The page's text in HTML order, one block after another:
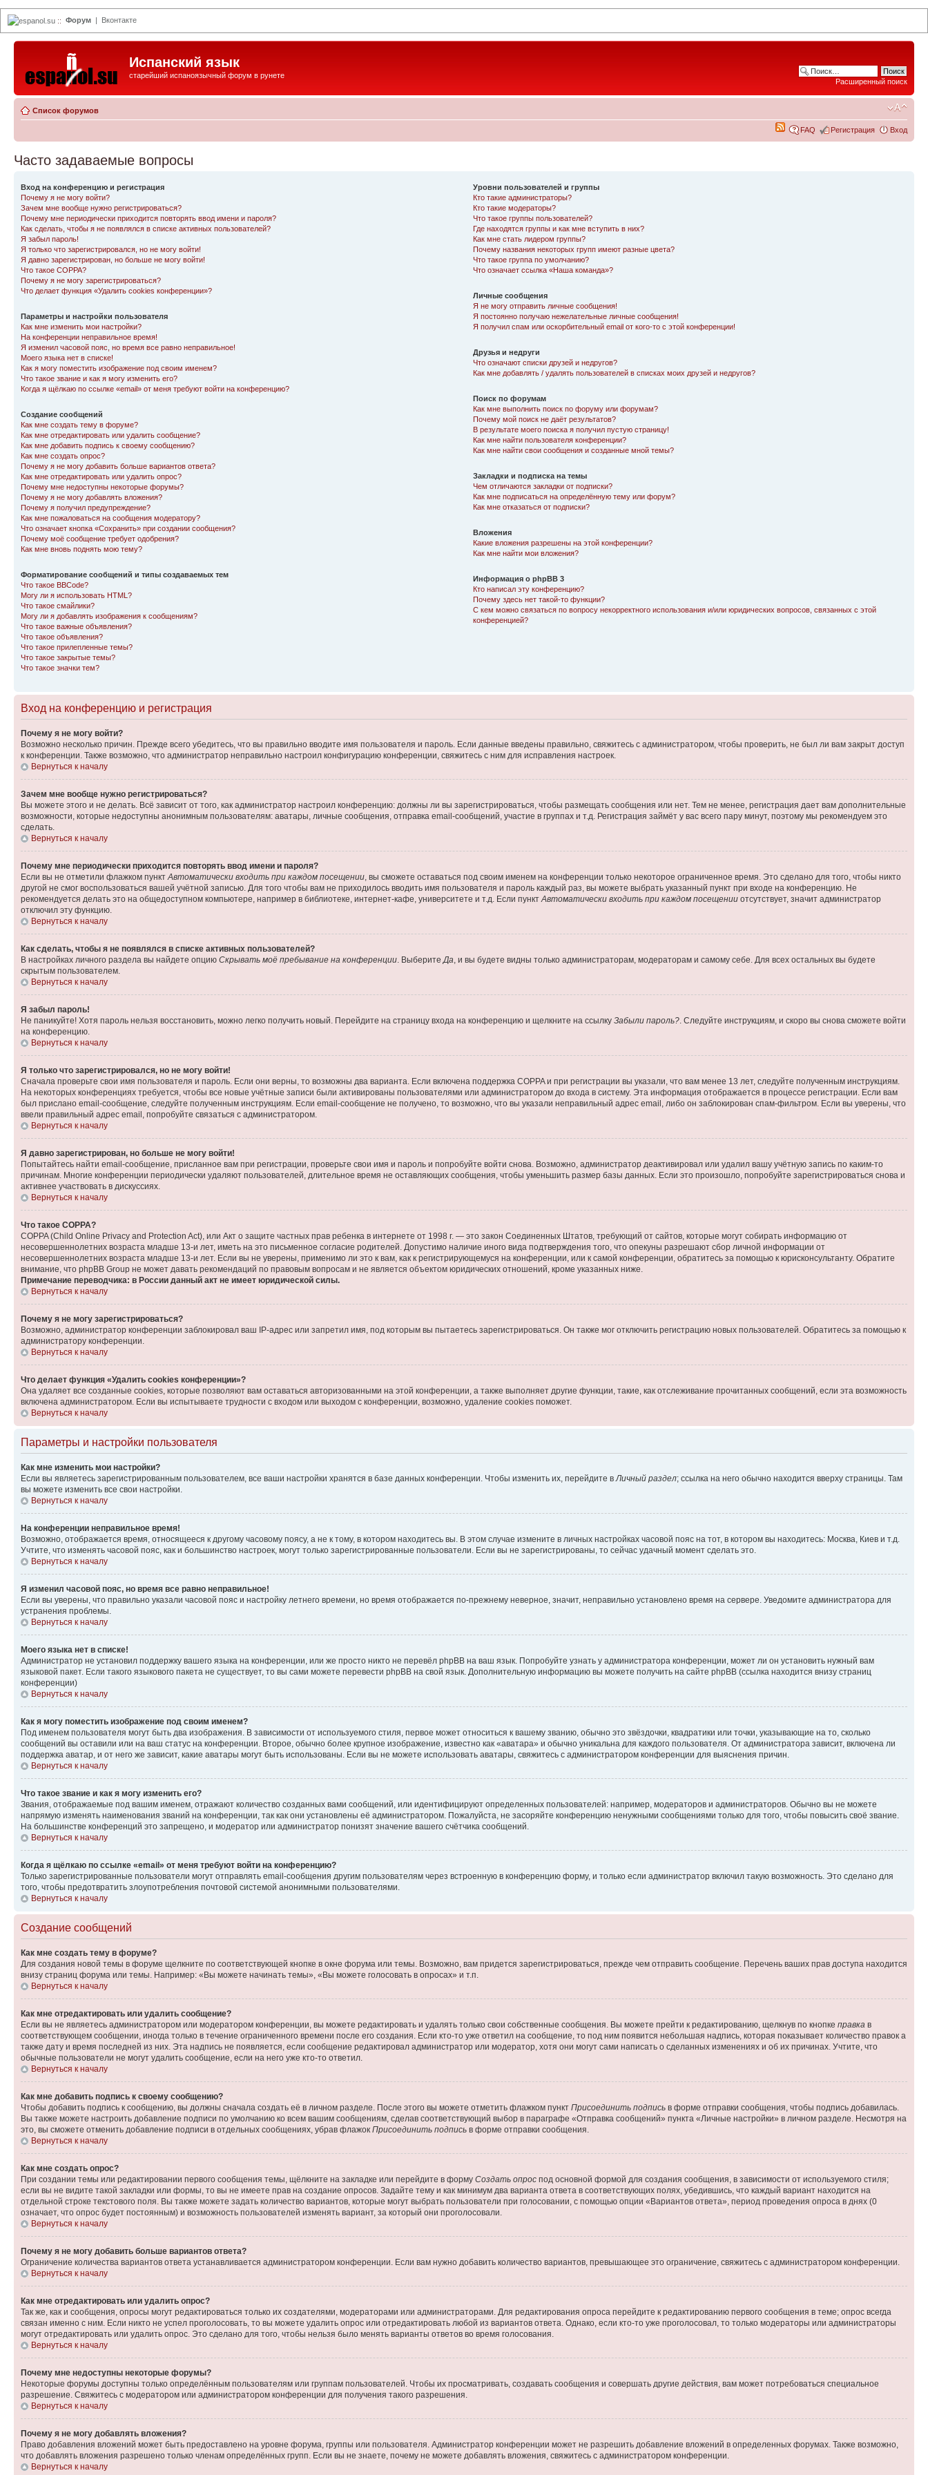
espanol.su :: Форум | Вконтакте
Испанский язык
старейший испаноязычный форум в рунете
Расширенный поиск
Список форумов
FAQ Регистрация Вход
Часто задаваемые вопросы
Вход на конференцию и регистрация
Почему я не могу войти?
Зачем мне вообще нужно регистрироваться?
Почему мне периодически приходится повторять ввод имени и пароля?
Как сделать, чтобы я не появлялся в списке активных пользователей?
Я забыл пароль!
Я только что зарегистрировался, но не могу войти!
Я давно зарегистрирован, но больше не могу войти!
Что такое COPPA?
Почему я не могу зарегистрироваться?
Что делает функция «Удалить cookies конференции»?
Параметры и настройки пользователя
Как мне изменить мои настройки?
На конференции неправильное время!
Я изменил часовой пояс, но время все равно неправильное!
Моего языка нет в списке!
Как я могу поместить изображение под своим именем?
Что такое звание и как я могу изменить его?
Когда я щёлкаю по ссылке «email» от меня требуют войти на конференцию?
Создание сообщений
Как мне создать тему в форуме?
Как мне отредактировать или удалить сообщение?
Как мне добавить подпись к своему сообщению?
Как мне создать опрос?
Почему я не могу добавить больше вариантов ответа?
Как мне отредактировать или удалить опрос?
Почему мне недоступны некоторые форумы?
Почему я не могу добавлять вложения?
Почему я получил предупреждение?
Как мне пожаловаться на сообщения модератору?
Что означает кнопка «Сохранить» при создании сообщения?
Почему моё сообщение требует одобрения?
Как мне вновь поднять мою тему?
Форматирование сообщений и типы создаваемых тем
Что такое BBCode?
Могу ли я использовать HTML?
Что такое смайлики?
Могу ли я добавлять изображения к сообщениям?
Что такое важные объявления?
Что такое объявления?
Что такое прилепленные темы?
Что такое закрытые темы?
Что такое значки тем?
Уровни пользователей и группы
Кто такие администраторы?
Кто такие модераторы?
Что такое группы пользователей?
Где находятся группы и как мне вступить в них?
Как мне стать лидером группы?
Почему названия некоторых групп имеют разные цвета?
Что такое группа по умолчанию?
Что означает ссылка «Наша команда»?
Личные сообщения
Я не могу отправить личные сообщения!
Я постоянно получаю нежелательные личные сообщения!
Я получил спам или оскорбительный email от кого-то с этой конференции!
Друзья и недруги
Что означают списки друзей и недругов?
Как мне добавлять / удалять пользователей в списках моих друзей и недругов?
Поиск по форумам
Как мне выполнить поиск по форуму или форумам?
Почему мой поиск не даёт результатов?
В результате моего поиска я получил пустую страницу!
Как мне найти пользователя конференции?
Как мне найти свои сообщения и созданные мной темы?
Закладки и подписка на темы
Чем отличаются закладки от подписки?
Как мне подписаться на определённую тему или форум?
Как мне отказаться от подписки?
Вложения
Какие вложения разрешены на этой конференции?
Как мне найти мои вложения?
Информация о phpBB 3
Кто написал эту конференцию?
Почему здесь нет такой-то функции?
С кем можно связаться по вопросу некорректного использования и/или юридических вопросов, связанных с этой
конференцией?
Вход на конференцию и регистрация
Почему я не могу войти?
Возможно несколько причин. Прежде всего убедитесь, что вы правильно вводите имя пользователя и пароль. Если данные введены правильно, свяжитесь с администратором, чтобы проверить, не был ли вам закрыт доступ
к конференции. Также возможно, что администратор неправильно настроил конфигурацию конференции, свяжитесь с ним для исправления настроек.
Вернуться к началу
Зачем мне вообще нужно регистрироваться?
Вы можете этого и не делать. Всё зависит от того, как администратор настроил конференцию: должны ли вы зарегистрироваться, чтобы размещать сообщения или нет. Тем не менее, регистрация дает вам дополнительные
возможности, которые недоступны анонимным пользователям: аватары, личные сообщения, отправка email-сообщений, участие в группах и т.д. Регистрация займёт у вас всего пару минут, поэтому мы рекомендуем это
сделать.
Вернуться к началу
Почему мне периодически приходится повторять ввод имени и пароля?
Если вы не отметили флажком пункт Автоматически входить при каждом посещении , вы сможете оставаться под своим именем на конференции только некоторое ограниченное время. Это сделано для того, чтобы никто
другой не смог воспользоваться вашей учётной записью. Для того чтобы вам не приходилось вводить имя пользователя и пароль каждый раз, вы можете выбрать указанный пункт при входе на конференцию. Не
рекомендуется делать это на общедоступном компьютере, например в библиотеке, интернет-кафе, университете и т.д. Если пункт Автоматически входить при каждом посещении отсутствует, значит администратор
отключил эту функцию.
Вернуться к началу
Как сделать, чтобы я не появлялся в списке активных пользователей?
В настройках личного раздела вы найдете опцию Скрывать моё пребывание на конференции . Выберите Да , и вы будете видны только администраторам, модераторам и самому себе. Для всех остальных вы будете
скрытым пользователем.
Вернуться к началу
Я забыл пароль!
Не паникуйте! Хотя пароль нельзя восстановить, можно легко получить новый. Перейдите на страницу входа на конференцию и щелкните на ссылку Забыли пароль? . Следуйте инструкциям, и скоро вы снова сможете войти
на конференцию.
Вернуться к началу
Я только что зарегистрировался, но не могу войти!
Сначала проверьте свои имя пользователя и пароль. Если они верны, то возможны два варианта. Если включена поддержка COPPA и при регистрации вы указали, что вам менее 13 лет, следуйте полученным инструкциям.
На некоторых конференциях требуется, чтобы все новые учётные записи были активированы пользователями или администратором до входа в систему. Эта информация отображается в процессе регистрации. Если вам
был прислано email-сообщение, следуйте полученным инструкциям. Если email-сообщение не получено, то возможно, что вы указали неправильный адрес email, либо он заблокирован спам-фильтром. Если вы уверены, что
ввели правильный адрес email, попробуйте связаться с администратором.
Вернуться к началу
Я давно зарегистрирован, но больше не могу войти!
Попытайтесь найти email-сообщение, присланное вам при регистрации, проверьте свои имя и пароль и попробуйте войти снова. Возможно, администратор деактивировал или удалил вашу учётную запись по каким-то
причинам. Многие конференции периодически удаляют пользователей, длительное время не оставляющих сообщения, чтобы уменьшить размер базы данных. Если это произошло, попробуйте зарегистрироваться снова и
активнее участвовать в дискуссиях.
Вернуться к началу
Что такое COPPA?
COPPA (Child Online Privacy and Protection Act), или Акт о защите частных прав ребенка в интернете от 1998 г. — это закон Соединенных Штатов, требующий от сайтов, которые могут собирать информацию от
несовершеннолетних возраста младше 13-и лет, иметь на это письменное согласие родителей. Допустимо наличие иного вида подтверждения того, что опекуны разрешают сбор личной информации от
несовершеннолетних возраста младше 13-и лет. Если вы не уверены, применимо ли это к вам, как к регистрирующемуся на конференции, или к самой конференции, обратитесь за помощью к юрисконсультанту. Обратите
внимание, что phpBB Group не может давать рекомендаций по правовым вопросам и не является объектом юридических отношений, кроме указанных ниже.
Примечание переводчика: в России данный акт не имеет юридической силы.
Вернуться к началу
Почему я не могу зарегистрироваться?
Возможно, администратор конференции заблокировал ваш IP-адрес или запретил имя, под которым вы пытаетесь зарегистрироваться. Он также мог отключить регистрацию новых пользователей. Обратитесь за помощью к
администратору конференции.
Вернуться к началу
Что делает функция «Удалить cookies конференции»?
Она удаляет все созданные cookies, которые позволяют вам оставаться авторизованными на этой конференции, а также выполняет другие функции, такие, как отслеживание прочитанных сообщений, если эта возможность
включена администратором. Если вы испытываете трудности с входом или выходом с конференции, возможно, удаление cookies поможет.
Вернуться к началу
Параметры и настройки пользователя
Как мне изменить мои настройки?
Если вы являетесь зарегистрированным пользователем, все ваши настройки хранятся в базе данных конференции. Чтобы изменить их, перейдите в Личный раздел; ссылка на него обычно находится вверху страницы. Там
вы можете изменить все свои настройки.
Вернуться к началу
На конференции неправильное время!
Возможно, отображается время, относящееся к другому часовому поясу, а не к тому, в котором находитесь вы. В этом случае измените в личных настройках часовой пояс на тот, в котором вы находитесь: Москва, Киев и т.д.
Учтите, что изменять часовой пояс, как и большинство настроек, могут только зарегистрированные пользователи. Если вы не зарегистрированы, то сейчас удачный момент сделать это.
Вернуться к началу
Я изменил часовой пояс, но время все равно неправильное!
Если вы уверены, что правильно указали часовой пояс и настройку летнего времени, но время отображается по-прежнему неверное, значит, неправильно установлено время на сервере. Уведомите администратора для
устранения проблемы.
Вернуться к началу
Моего языка нет в списке!
Администратор не установил поддержку вашего языка на конференции, или же просто никто не перевёл phpBB на ваш язык. Попробуйте узнать у администратора конференции, может ли он установить нужный вам
языковой пакет. Если такого языкового пакета не существует, то вы сами можете перевести phpBB на свой язык. Дополнительную информацию вы можете получить на сайте phpBB (ссылка находится внизу страниц
конференции)
Вернуться к началу
Как я могу поместить изображение под своим именем?
Под именем пользователя могут быть два изображения. В зависимости от используемого стиля, первое может относиться к вашему званию, обычно это звёздочки, квадратики или точки, указывающие на то, сколько
сообщений вы оставили или на ваш статус на конференции. Второе, обычно более крупное изображение, известно как «аватара» и обычно уникальна для каждого пользователя. От администратора зависит, включена ли
поддержка аватар, и от него же зависит, какие аватары могут быть использованы. Если вы не можете использовать аватары, свяжитесь с администратором конференции для выяснения причин.
Вернуться к началу
Что такое звание и как я могу изменить его?
Звания, отображаемые под вашим именем, отражают количество созданных вами сообщений, или идентифицируют определенных пользователей: например, модераторов и администраторов. Обычно вы не можете
напрямую изменять наименования званий на конференции, так как они установлены её администратором. Пожалуйста, не засоряйте конференцию ненужными сообщениями только для того, чтобы повысить своё звание.
На большинстве конференций это запрещено, и модератор или администратор понизят значение вашего счётчика сообщений.
Вернуться к началу
Когда я щёлкаю по ссылке «email» от меня требуют войти на конференцию?
Только зарегистрированные пользователи могут отправлять email-сообщения другим пользователям через встроенную в конференцию форму, и только если администратор включил такую возможность. Это сделано для
того, чтобы предотвратить злоупотребления почтовой системой анонимными пользователями.
Вернуться к началу
Создание сообщений
Как мне создать тему в форуме?
Для создания новой темы в форуме щелкните по соответствующей кнопке в окне форума или темы. Возможно, вам придется зарегистрироваться, прежде чем отправить сообщение. Перечень ваших прав доступа находится
внизу страниц форума или темы. Например: «Вы можете начинать темы», «Вы можете голосовать в опросах» и т.п.
Вернуться к началу
Как мне отредактировать или удалить сообщение?
Если вы не являетесь администратором или модератором конференции, вы можете редактировать и удалять только свои собственные сообщения. Вы можете прейти к редактированию, щелкнув по кнопке правка в
соответствующем сообщении, иногда только в течение ограниченного времени после его создания. Если кто-то уже ответил на сообщение, то под ним появится небольшая надпись, которая показывает количество правок а
также дату и время последней из них. Эта надпись не появляется, если сообщение редактировал администратор или модератор, хотя они могут сами написать о сделанных изменениях и об их причинах. Учтите, что
обычные пользователи не могут удалить сообщение, если на него уже кто-то ответил.
Вернуться к началу
Как мне добавить подпись к своему сообщению?
Чтобы добавить подпись к сообщению, вы должны сначала создать её в личном разделе. После этого вы можете отметить флажком пункт Присоединить подпись в форме отправки сообщения, чтобы подпись добавилась.
Вы также можете настроить добавление подписи по умолчанию ко всем вашим сообщениям, сделав соответствующий выбор в параграфе «Отправка сообщений» пункта «Личные настройки» в личном разделе. Несмотря на
это, вы сможете отменить добавление подписи в отдельных сообщениях, убрав флажок Присоединить подпись в форме отправки сообщения.
Вернуться к началу
Как мне создать опрос?
При создании темы или редактировании первого сообщения темы, щёлкните на закладке или перейдите в форму Создать опрос под основной формой для создания сообщения, в зависимости от используемого стиля;
если вы не видите такой закладки или формы, то вы не имеете прав на создание опросов. Задайте тему и как минимум два варианта ответа в соответствующих полях, убедившись, что каждый вариант находится на
отдельной строке текстового поля. Вы также можете задать количество вариантов, которые могут выбрать пользователи при голосовании, с помощью опции «Вариантов ответа», период проведения опроса в днях (0
означает, что опрос будет постоянным) и возможность пользователей изменять вариант, за который они проголосовали.
Вернуться к началу
Почему я не могу добавить больше вариантов ответа?
Ограничение количества вариантов ответа устанавливается администратором конференции. Если вам нужно добавить количество вариантов, превышающее это ограничение, свяжитесь с администратором конференции.
Вернуться к началу
Как мне отредактировать или удалить опрос?
Так же, как и сообщения, опросы могут редактироваться только их создателями, модераторами или администраторами. Для редактирования опроса перейдите к редактированию первого сообщения в теме; опрос всегда
связан именно с ним. Если никто не успел проголосовать, то вы можете удалить опрос или отредактировать любой из вариантов ответа. Однако, если кто-то уже проголосовал, то только модераторы или администраторы
могут отредактировать или удалить опрос. Это сделано для того, чтобы нельзя было менять варианты ответов во время голосования.
Вернуться к началу
Почему мне недоступны некоторые форумы?
Некоторые форумы доступны только определённым пользователям или группам пользователей. Чтобы их просматривать, создавать сообщения и совершать другие действия, вам может потребоваться специальное
разрешение. Свяжитесь с модератором или администратором конференции для получения такого разрешения.
Вернуться к началу
Почему я не могу добавлять вложения?
Право добавления вложений может быть предоставлено на уровне форума, группы или пользователя. Администратор конференции может не разрешить добавление вложений в определенных форумах. Также возможно,
что добавлять вложения разрешено только членам определённых групп. Если вы не знаете, почему не можете добавлять вложения, свяжитесь с администратором конференции.
Вернуться к началу